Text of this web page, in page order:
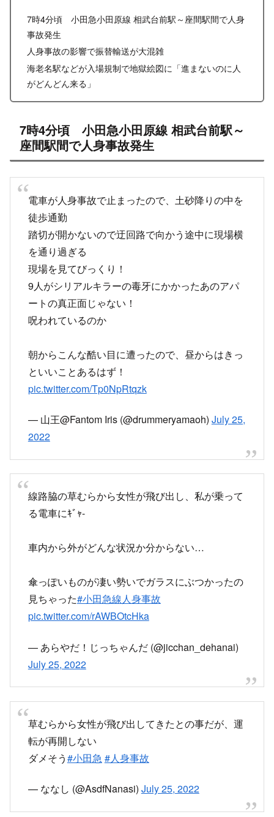
7時4分頃 小田急小田原線 相武台前駅～座間駅間で人身
事故発生
人身事故の影響で振替輸送が大混雑
海老名駅などが入場規制で地獄絵図に「進まないのに人
がどんどん来る」
7時4分頃 小田急小田原線 相武台前駅～
座間駅間で人身事故発生
電車が人身事故で止まったので、土砂降りの中を
徒歩通勤
踏切が開かないので迂回路で向かう途中に現場横
を通り過ぎる
現場を見てびっくり！
9人がシリアルキラーの毒牙にかかったあのアパ
ートの真正面じゃない！
呪われているのか
朝からこんな酷い目に遭ったので、昼からはきっ
といいことあるはず！
pic.twitter.com/Tp0NpRtqzk
— 山王@Fantom Iris (@drummeryamaoh) July 25,
2022
線路脇の草むらから女性が飛び出し、私が乗って
る電車にｷﾞｬ-
車内から外がどんな状況か分からない…
傘っぽいものが凄い勢いでガラスにぶつかったの
見ちゃった#小田急線人身事故
pic.twitter.com/rAWBOtcHka
— あらやだ！じっちゃんだ (@jicchan_dehanai)
July 25, 2022
草むらから女性が飛び出してきたとの事だが、運
転が再開しない
ダメそう#小田急 #人身事故
— ななし (@AsdfNanasi) July 25, 2022